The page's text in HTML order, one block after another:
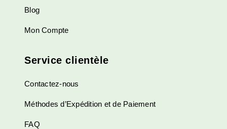
Blog
Mon Compte
Service clientèle
Contactez-nous
Méthodes d’Expédition et de Paiement
FAQ